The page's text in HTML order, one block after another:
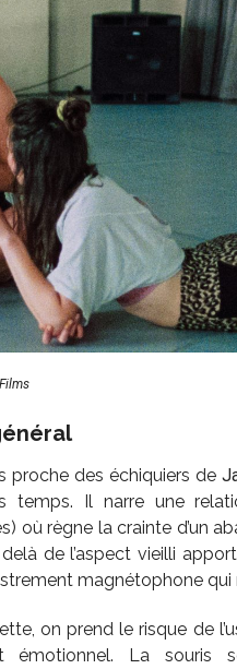
proche des échiquiers de
Il narre une
où règne la crainte d’un
de l’aspect vieilli
magnétophone qui
on prend le risque de
émotionnel. La souris